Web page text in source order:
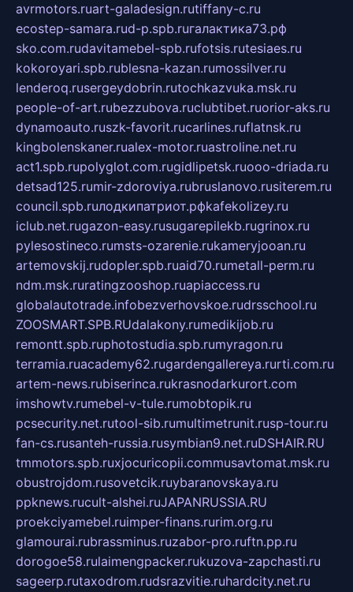
avrmotors.ruart-galadesign.rutiffany-c.ru
ecostep-samara.rud-p.spb.ruгалактика73.рф
sko.com.rudavitamebel-spb.rufotsis.rutesiaes.ru
kokoroyari.spb.rublesna-kazan.rumossilver.ru
lenderoq.rusergeydobrin.rutochkazvuka.msk.ru
people-of-art.rubezzubova.ruclubtibet.ruorior-aks.ru
dynamoauto.ruszk-favorit.rucarlines.ruflatnsk.ru
kingbolenskaner.rualex-motor.ruastroline.net.ru
act1.spb.rupolyglot.com.rugidlipetsk.ruooo-driada.ru
detsad125.rumir-zdoroviya.rubruslanovo.rusiterem.ru
council.spb.ruлодкипатриот.рфkafekolizey.ru
iclub.net.rugazon-easy.rusugarepilekb.rugrinox.ru
pylesostineco.rumsts-ozarenie.rukameryjooan.ru
artemovskij.rudopler.spb.ruaid70.rumetall-perm.ru
ndm.msk.ruratingzooshop.ruapiaccess.ru
globalautotrade.infobezverhovskoe.rudrsschool.ru
ZOOSMART.SPB.RUdalakony.rumedikijob.ru
remontt.spb.ruphotostudia.spb.rumyragon.ru
terramia.ruacademy62.rugardengallereya.rurti.com.ru
artem-news.rubiserinca.rukrasnodarkurort.com
imshowtv.rumebel-v-tule.rumobtopik.ru
pcsecurity.net.rutool-sib.rumultimetrunit.rusp-tour.ru
fan-cs.rusanteh-russia.rusymbian9.net.ruDSHAIR.RU
tmmotors.spb.ruxjocuricopii.commusavtomat.msk.ru
obustrojdom.rusovetcik.ruybaranovskaya.ru
ppknews.rucult-alshei.ruJAPANRUSSIA.RU
proekciyamebel.ruimper-finans.rurim.org.ru
glamourai.rubrassminus.ruzabor-pro.ruftn.pp.ru
dorogoe58.rulaimengpacker.rukuzova-zapchasti.ru
sageerp.rutaxodrom.rudsrazvitie.ruhardcity.net.ru